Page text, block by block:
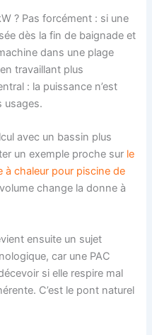
? Pas forcément : si une
dès la fin de baignade et
dans une plage
travaillant plus
: la puissance n’est
usages.
avec un bassin plus
un exemple proche sur le
à chaleur pour piscine de
change la donne à
ensuite un sujet
car une PAC
si elle respire mal
C’est le pont naturel